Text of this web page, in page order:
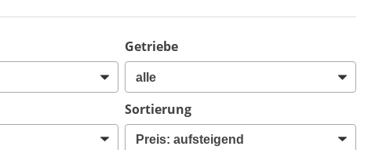
Getriebe
Sortierung